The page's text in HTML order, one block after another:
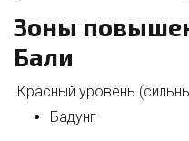
Зоны
Бали
Красный уровень
Бадунг